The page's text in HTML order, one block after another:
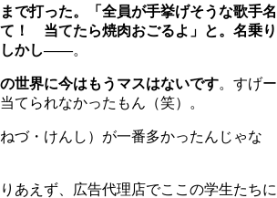
で打った。「全員が手挙げそうな歌手名
！ 当てたら焼肉おごるよ」と。名乗り
しかし――。
世界に今はもうマスはないです。すげー
てられなかったもん（笑）。
づ・けんし）が一番多かったんじゃな
あえず、広告代理店でここの学生たちに